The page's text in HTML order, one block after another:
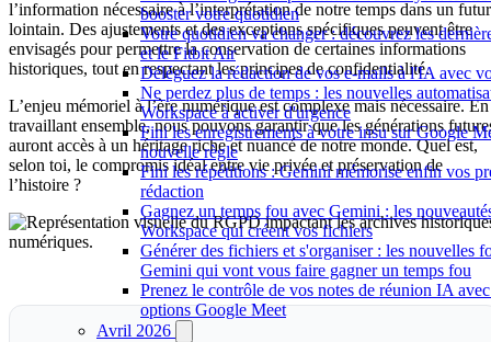
booster votre quotidien
Votre quotidien va changer : découvrez les
et le Fitbit Air
Déléguez la rédaction de vos e-mails à l'IA avec
Ne perdez plus de temps : les nouvelles
Workspace à activer d'urgence
Fini les enregistrements à votre insu sur Google
nouvelle règle
Fini les répétitions : Gemini mémorise enfin vos
rédaction
Gagnez un temps fou avec Gemini : les
Workspace qui créent vos fichiers
Générer des fichiers et s'organiser : les nouvelles
Gemini qui vont vous faire gagner un temps fou
Prenez le contrôle de vos notes de réunion IA
options Google Meet
Avril 2026
l’information nécessaire à l’interprétation de notre temps dans un futur
lointain. Des ajustements et des exceptions spécifiques peuvent être
envisagés pour permettre la conservation de certaines informations
historiques, tout en respectant les principes de confidentialité.
L’enjeu mémoriel à l’ère numérique est complexe mais nécessaire. En
travaillant ensemble, nous pouvons garantir que les générations
auront accès à un héritage riche et nuancé de notre monde. Quel est,
selon toi, le compromis idéal entre vie privée et préservation de
l’histoire ?